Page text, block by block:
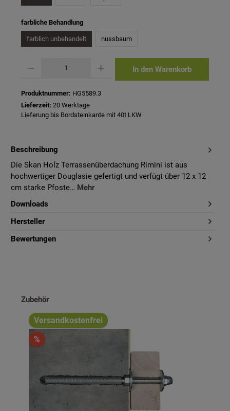
farbliche Behandlungauswählen
farblich unbehandelt nussbaum
In den Warenkorb
Produktnummer: HG5589.3
Lieferzeit: 20 Werktage
Lieferung bis Bordsteinkante mit 40t LKW
Beschreibung
Die Skan Holz Terrassenüberdachung Rimini ist aus
hochwertiger Douglasie gefertigt und verfügt über 12 x 12
cm starke Pfoste… Mehr
Downloads
Hersteller
Bewertungen
Produktgalerie überspringen
Zubehör
Versandkostenfrei
%